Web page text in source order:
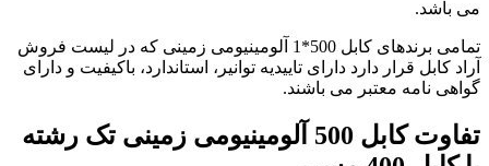
می باشد.
تمامی برندهای کابل 500*1 آلومینیومی زمینی که در لیست فروش
آراد کابل قرار دارد دارای تاییدیه توانیر، استاندارد، باکیفیت و دارای
گواهی نامه معتبر می باشند.
تفاوت کابل 500 آلومینیومی زمینی تک رشته